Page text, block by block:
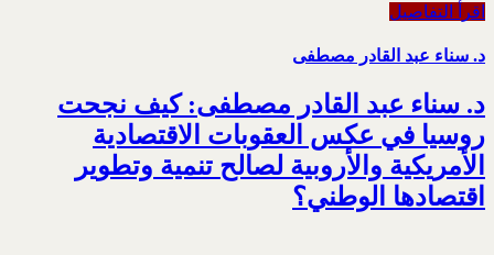
اقرأ التفاصيل
د. سناء عبد القادر مصطفى
د. سناء عبد القادر مصطفى: كيف نجحت
روسيا في عكس العقوبات الاقتصادية
الأمريكية والأروبية لصالح تنمية وتطوير
اقتصادها الوطني؟